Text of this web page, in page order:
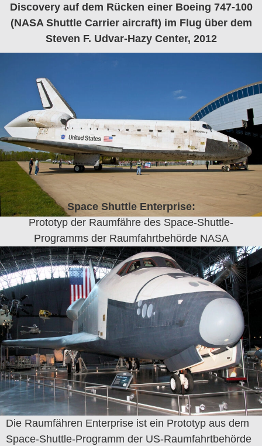
Discovery auf dem Rücken einer Boeing 747-100
(NASA Shuttle Carrier aircraft) im Flug über dem
Steven F. Udvar-Hazy Center, 2012
Space Shuttle Enterprise:
Prototyp der Raumfähre des Space-Shuttle-
Programms der Raumfahrtbehörde NASA
Die Raumfähren Enterprise ist ein Prototyp aus dem
Space-Shuttle-Programm der US-Raumfahrtbehörde